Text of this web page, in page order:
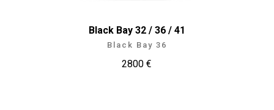
Black Bay 32 / 36 / 41
Black Bay 36
2800 €